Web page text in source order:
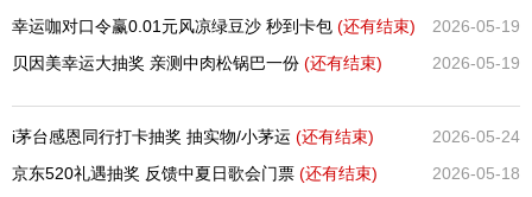
2026-05-19
幸运咖对口令赢0.01元风凉绿豆沙 秒到卡包 (还有结束)
2026-05-19
贝因美幸运大抽奖 亲测中肉松锅巴一份 (还有结束)
2026-05-24
i茅台感恩同行打卡抽奖 抽实物/小茅运 (还有结束)
2026-05-18
京东520礼遇抽奖 反馈中夏日歌会门票 (还有结束)